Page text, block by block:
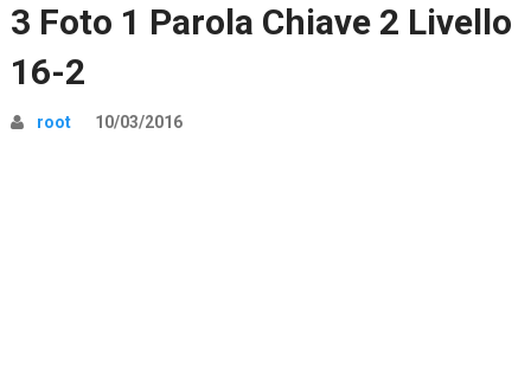
3 Foto 1 Parola Chiave 2 Livello
16-2
root 10/03/2016